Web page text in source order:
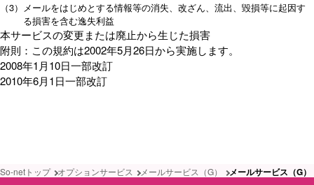
（3） メールをはじめとする情報等の消失、改ざん、流出、毀損等に起因す
る損害を含む逸失利益
本サービスの変更または廃止から生じた損害
附則：この規約は2002年5月26日から実施します。
2008年1月10日一部改訂
2010年6月1日一部改訂
So-netトップ オプションサービス メールサービス（G） メールサービス（G）